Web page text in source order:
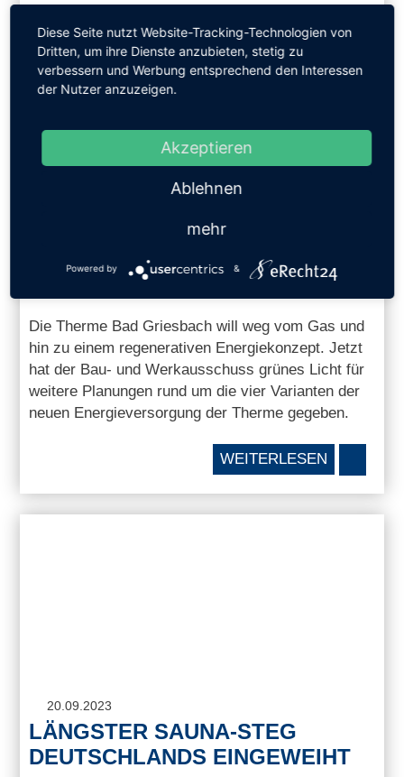
GRIESBACH SETZT AUF
NACHHALTIGE ENERGIE
Die Therme Bad Griesbach will weg vom Gas und
hin zu einem regenerativen Energiekonzept. Jetzt
hat der Bau- und Werkausschuss grünes Licht für
weitere Planungen rund um die vier Varianten der
neuen Energieversorgung der Therme gegeben.
WEITERLESEN
20.09.2023
LÄNGSTER SAUNA-STEG
DEUTSCHLANDS EINGEWEIHT
Diese Seite nutzt Website-Tracking-Technologien von
Dritten, um ihre Dienste anzubieten, stetig zu
verbessern und Werbung entsprechend den Interessen
der Nutzer anzuzeigen.
Akzeptieren
Ablehnen
mehr
Powered by &